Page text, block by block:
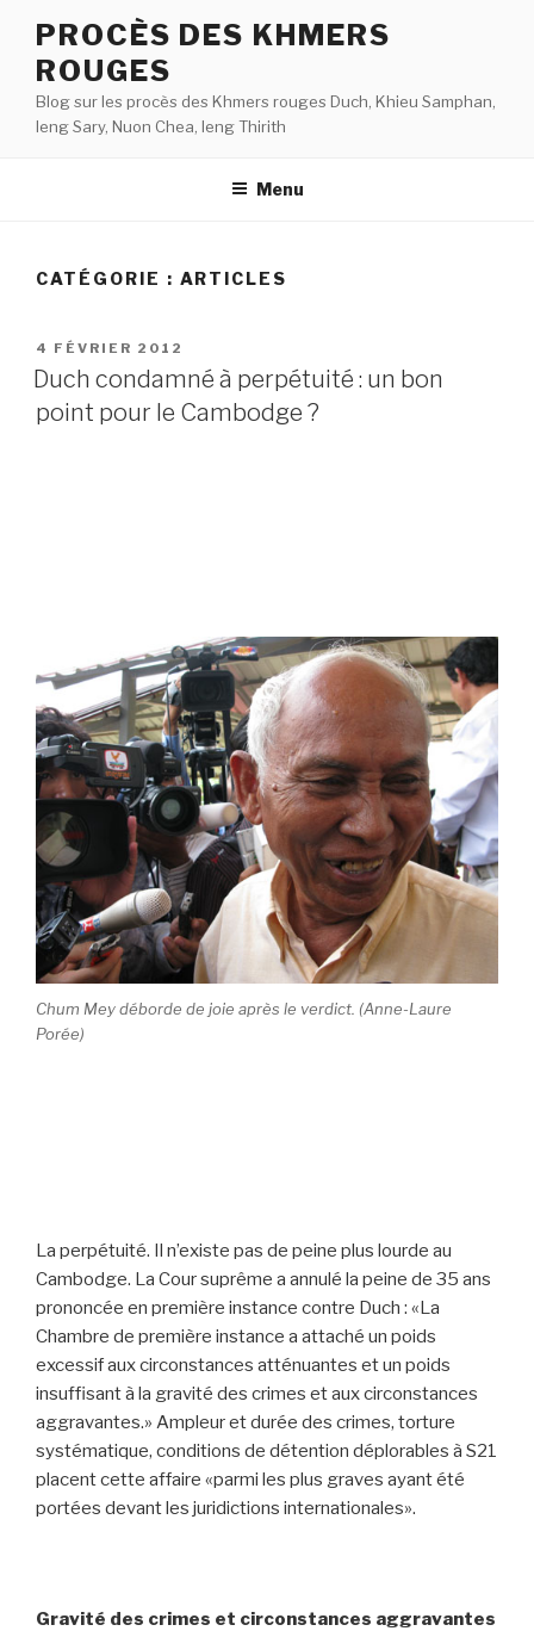
contenu
principal
PROCÈS DES KHMERS
ROUGES
Blog sur les procès des Khmers rouges Duch, Khieu Samphan,
Ieng Sary, Nuon Chea, Ieng Thirith
Menu
CATÉGORIE : ARTICLES
PUBLIÉ
LE
4 FÉVRIER 2012
Duch condamné à perpétuité : un bon
point pour le Cambodge ?
Chum Mey déborde de joie après le verdict. (Anne-Laure
Porée)
La perpétuité. Il n’existe pas de peine plus lourde au
Cambodge. La Cour suprême a annulé la peine de 35 ans
prononcée en première instance contre Duch : «La
Chambre de première instance a attaché un poids
excessif aux circonstances atténuantes et un poids
insuffisant à la gravité des crimes et aux circonstances
aggravantes.» Ampleur et durée des crimes, torture
systématique, conditions de détention déplorables à S21
placent cette affaire «parmi les plus graves ayant été
portées devant les juridictions internationales».
Gravité des crimes et circonstances aggravantes